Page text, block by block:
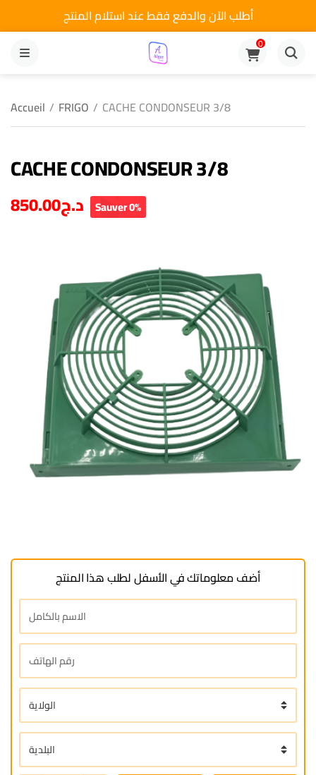
أطلب الآن والدفع فقط عند استلام المنتج
MENU
0
Accueil / FRIGO / CACHE CONDONSEUR 3/8
CACHE CONDONSEUR 3/8
د.ج850.00 Sauver 0%
أضف معلوماتك في الأسفل لطلب هذا المنتج